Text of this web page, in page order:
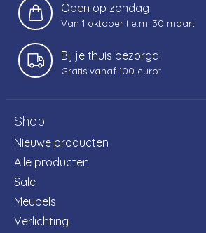
Open op zondag
Van 1 oktober t.e.m. 30 maart
Bij je thuis bezorgd
Gratis vanaf 100 euro*
Shop
Nieuwe producten
Alle producten
Sale
Meubels
Verlichting